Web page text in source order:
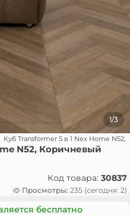
1/3
Куб Transformer 5 в 1 Nex Home
N52, Коричневый
Код товара: 30837
Просмотры: 235 (сегодня: 2)
бесплатно